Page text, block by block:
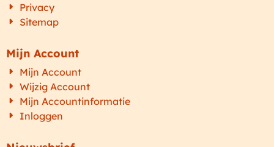
Privacy
Sitemap
Mijn Account
Mijn Account
Wijzig Account
Mijn Accountinformatie
Inloggen